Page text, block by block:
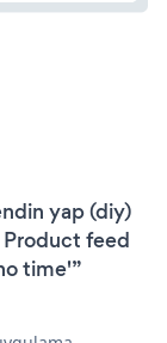
yap (diy)
feed
time'”